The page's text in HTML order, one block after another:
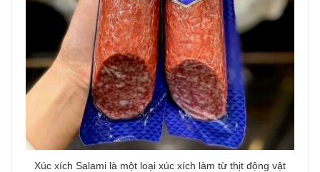
Xúc xích Salami là một loại xúc xích làm từ thịt động vật